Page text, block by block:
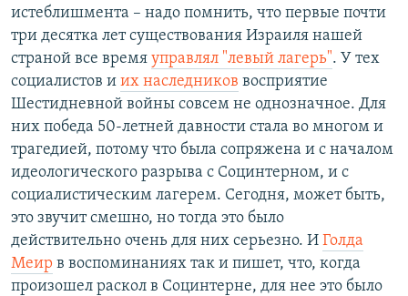
истеблишмента – надо помнить, что первые почти
три десятка лет существования Израиля нашей
страной все время управлял "левый лагерь". У тех
социалистов и их наследников восприятие
Шестидневной войны совсем не однозначное. Для
них победа 50-летней давности стала во многом и
трагедией, потому что была сопряжена и с началом
идеологического разрыва с Социнтерном, и с
социалистическим лагерем. Сегодня, может быть,
это звучит смешно, но тогда это было
действительно очень для них серьезно. И Голда
Меир в воспоминаниях так и пишет, что, когда
произошел раскол в Социнтерне, для нее это было